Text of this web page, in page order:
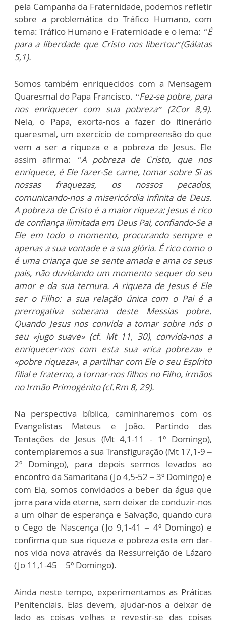
pela Campanha da Fraternidade, podemos refletir
sobre a problemática do Tráfico Humano, com
tema: Tráfico Humano e Fraternidade e o lema: “É
para a liberdade que Cristo nos libertou”(Gálatas
5,1).
Somos também enriquecidos com a Mensagem
Quaresmal do Papa Francisco. “Fez-se pobre, para
nos enriquecer com sua pobreza” (2Cor 8,9).
Nela, o Papa, exorta-nos a fazer do itinerário
quaresmal, um exercício de compreensão do que
vem a ser a riqueza e a pobreza de Jesus. Ele
assim afirma:
“A pobreza de Cristo, que nos
enriquece, é Ele fazer-Se carne, tomar sobre Si as
nossas fraquezas, os nossos pecados,
comunicando-nos a misericórdia infinita de Deus.
A pobreza de Cristo é a maior riqueza: Jesus é rico
de confiança ilimitada em Deus Pai, confiando-Se a
Ele em todo o momento, procurando sempre e
apenas a sua vontade e a sua glória. É rico como o
é uma criança que se sente amada e ama os seus
pais, não duvidando um momento sequer do seu
amor e da sua ternura. A riqueza de Jesus é Ele
ser o Filho: a sua relação única com o Pai é a
prerrogativa soberana deste Messias pobre.
Quando Jesus nos convida a tomar sobre nós o
seu «jugo suave» (cf. Mt 11, 30), convida-nos a
enriquecer-nos com esta sua «rica pobreza» e
«pobre riqueza», a partilhar com Ele o seu Espírito
filial e fraterno, a tornar-nos filhos no Filho, irmãos
no Irmão Primogénito (cf.Rm 8, 29).
Na perspectiva bíblica, caminharemos com os
Evangelistas Mateus e João. Partindo das
Tentações de Jesus (Mt 4,1-11 - 1º Domingo),
contemplaremos a sua Transfiguração (Mt 17,1-9 –
2º Domingo), para depois sermos levados ao
encontro da Samaritana (Jo 4,5-52 – 3º Domingo) e
com Ela, somos convidados a beber da água que
jorra para vida eterna, sem deixar de conduzir-nos
a um olhar de esperança e Salvação, quando cura
o Cego de Nascença (Jo 9,1-41 – 4º Domingo) e
confirma que sua riqueza e pobreza esta em dar-
nos vida nova através da Ressurreição de Lázaro
(Jo 11,1-45 – 5º Domingo).
Ainda neste tempo, experimentamos as Práticas
Penitenciais. Elas devem, ajudar-nos a deixar de
lado as coisas velhas e revestir-se das coisas